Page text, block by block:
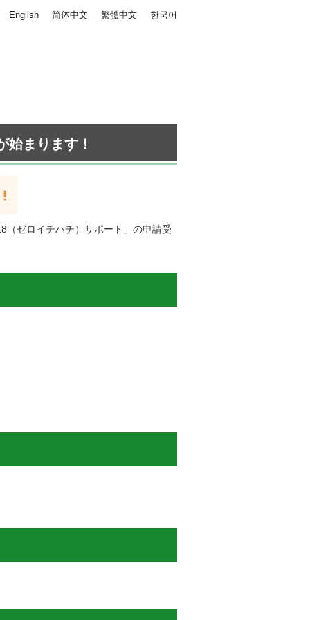
English 简体中文 繁體中文 한국어
まります！
（ゼロイチハチ）サポート」の申請受